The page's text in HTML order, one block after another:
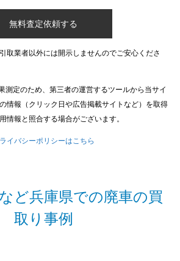
取業者以外には開示しませんのでご安心くださ
測定のため、第三者の運営するツールから当サイ
情報（クリック日や広告掲載サイトなど）を取得
情報と照合する場合がございます。
イバシーポリシーはこちら
ど兵庫県での廃車の買
取り事例